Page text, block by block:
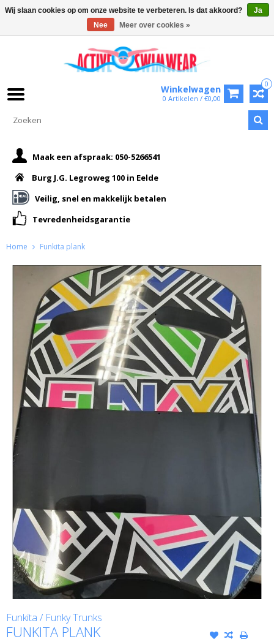
0
Winkelwagen
0 Artikelen / €0,00
Maak een afspraak: 050-5266541
Burg J.G. Legroweg 100 in Eelde
Veilig, snel en makkelijk betalen
Tevredenheidsgarantie
Home Funkita plank
Funkita / Funky Trunks
FUNKITA PLANK
Wij slaan cookies op om onze website te verbeteren. Is dat akkoord?
Ja
Nee
Meer over cookies »